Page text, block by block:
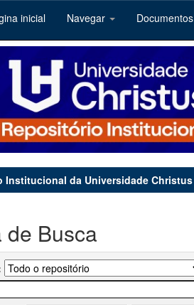
inicial Navegar Documentos
Institucional da Universidade Christus
de Busca